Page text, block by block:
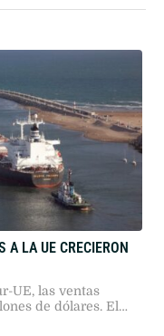
A LA UE CRECIERON
UE, las ventas
de dólares. El
los